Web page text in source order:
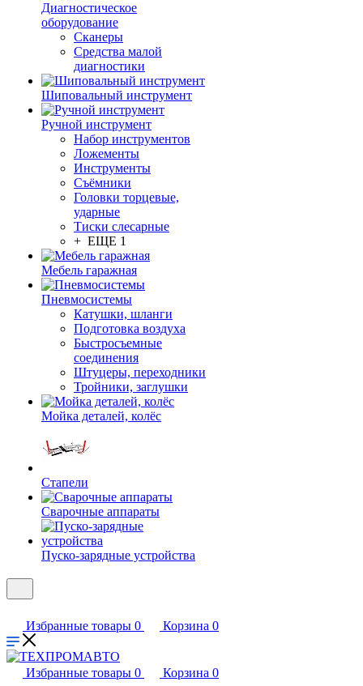
Диагностическое
оборудование
Сканеры
Средства малой
диагностики
Шиповальный инструмент
Ручной инструмент
Набор инструментов
Ложементы
Инструменты
Съёмники
Головки торцевые,
ударные
Тиски слесарные
+ ЕЩЕ 1
Мебель гаражная
Пневмосистемы
Катушки, шланги
Подготовка воздуха
Быстросъемные
соединения
Штуцеры, переходники
Тройники, заглушки
Мойка деталей, колёс
Стапели
Сварочные аппараты
Пуско-зарядные устройства
Избранные товары 0 Корзина 0
Избранные товары 0 Корзина 0